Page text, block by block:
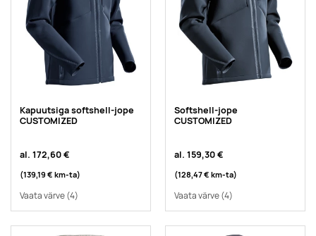
Kapuutsiga softshell-jope
CUSTOMIZED
al. 172,60 €
(139,19 € km-ta)
Vaata värve(4)
Softshell-jope
CUSTOMIZED
al. 159,30 €
(128,47 € km-ta)
Vaata värve(4)